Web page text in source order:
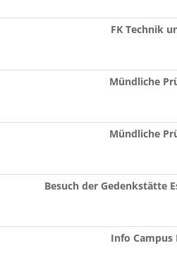
FK Technik
Mündliche
Mündliche
Besuch der Gedenkstätte
Info